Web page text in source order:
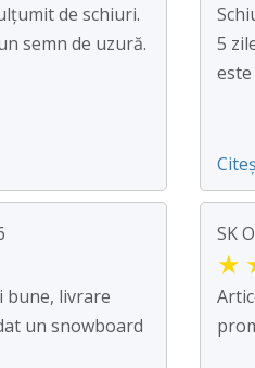
de schiuri.
semn de uzură.
5
este
bune, livrare
un snowboard
SK
★